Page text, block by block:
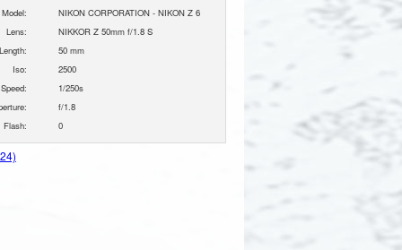
NIKON CORPORATION - NIKON Z 6
Lens:
NIKKOR Z 50mm f/1.8 S
50 mm
Iso:
2500
1/250s
f/1.8
Flash:
0